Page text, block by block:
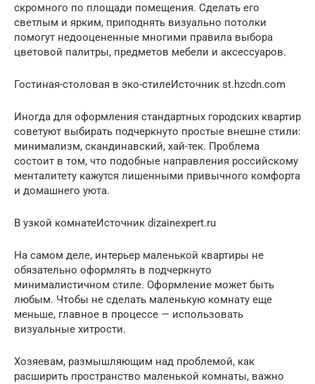
скромного по площади помещения. Сделать его
светлым и ярким, приподнять визуально потолки
помогут недооцененные многими правила выбора
цветовой палитры, предметов мебели и аксессуаров.
Гостиная-столовая в эко-стилеИсточник st.hzcdn.com
Иногда для оформления стандартных городских квартир
советуют выбирать подчеркнуто простые внешне стили:
минимализм, скандинавский, хай-тек. Проблема
состоит в том, что подобные направления российскому
менталитету кажутся лишенными привычного комфорта
и домашнего уюта.
В узкой комнатеИсточник dizainexpert.ru
На самом деле, интерьер маленькой квартиры не
обязательно оформлять в подчеркнуто
минималистичном стиле. Оформление может быть
любым. Чтобы не сделать маленькую комнату еще
меньше, главное в процессе — использовать
визуальные хитрости.
Хозяевам, размышляющим над проблемой, как
расширить пространство маленькой комнаты, важно